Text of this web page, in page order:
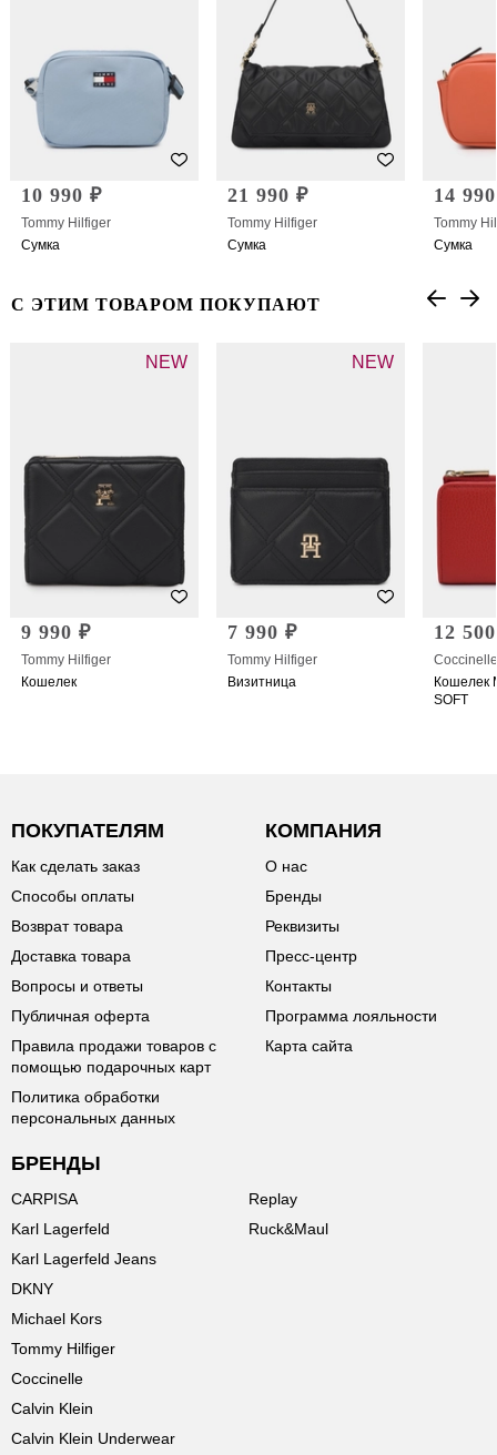
10 990 ₽
Tommy Hilfiger
Сумка
21 990 ₽
Tommy Hilfiger
Сумка
14
Tommy
Сумка
С ЭТИМ ТОВАРОМ ПОКУПАЮТ
NEW
9 990 ₽
Tommy Hilfiger
Кошелек
NEW
7 990 ₽
Tommy Hilfiger
Визитница
12
Coccinelle
Кошелек
SOFT
ПОКУПАТЕЛЯМ
Как сделать заказ
Способы оплаты
Возврат товара
Доставка товара
Вопросы и ответы
Публичная оферта
Правила продажи товаров с
помощью подарочных карт
Политика обработки
персональных данных
КОМПАНИЯ
О нас
Бренды
Реквизиты
Пресс-центр
Контакты
Программа лояльности
Карта сайта
БРЕНДЫ
CARPISA
Karl Lagerfeld
Karl Lagerfeld Jeans
DKNY
Michael Kors
Tommy Hilfiger
Coccinelle
Calvin Klein
Calvin Klein Underwear
Replay
Ruck&Maul